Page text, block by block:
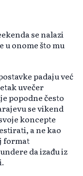
se nalazi
u onome što mu
padaju već
uvečer
popodne često
se vikend
koncepte
a ne kao
format
da izađu iz